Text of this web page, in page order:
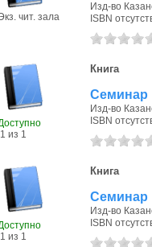
чит. зала
Изд-во
ISBN
1 из 1
Книга
Семинар
Изд-во
ISBN
1 из 1
Книга
Семинар
Изд-во
ISBN